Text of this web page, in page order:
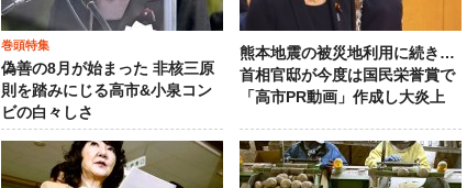
巻頭特集
偽善の8月が始まった 非核三原
則を踏みにじる高市&小泉コン
ビの白々しさ
熊本地震の被災地利用に続き…
首相官邸が今度は国民栄誉賞で
「高市PR動画」作成し大炎上